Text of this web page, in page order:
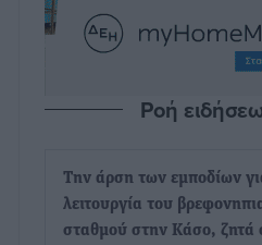
Ροή
Την άρση των εμποδίων
λειτουργία του
σταθμού στην Κάσο, ζητά